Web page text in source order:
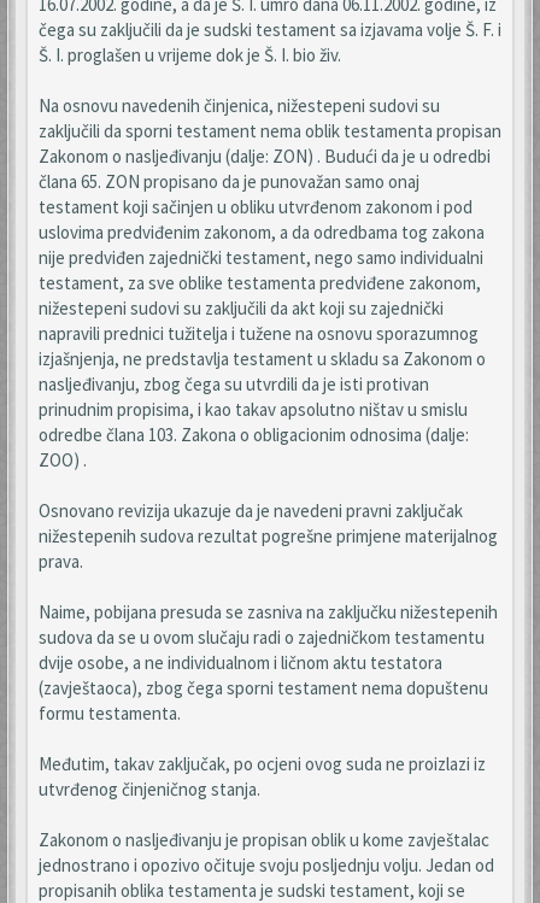
čega su zaključili da je sudski testament sa izjavama volje Š. F. i
Š. I. proglašen u vrijeme dok je Š. I. bio živ.
Na osnovu navedenih činjenica, nižestepeni sudovi su
zaključili da sporni testament nema oblik testamenta propisan
Zakonom o nasljeđivanju (dalje: ZON) . Budući da je u odredbi
člana 65. ZON propisano da je punovažan samo onaj
testament koji sačinjen u obliku utvrđenom zakonom i pod
uslovima predviđenim zakonom, a da odredbama tog zakona
nije predviđen zajednički testament, nego samo individualni
testament, za sve oblike testamenta predviđene zakonom,
nižestepeni sudovi su zaključili da akt koji su zajednički
napravili prednici tužitelja i tužene na osnovu sporazumnog
izjašnjenja, ne predstavlja testament u skladu sa Zakonom o
nasljeđivanju, zbog čega su utvrdili da je isti protivan
prinudnim propisima, i kao takav apsolutno ništav u smislu
odredbe člana 103. Zakona o obligacionim odnosima (dalje:
ZOO) .
Osnovano revizija ukazuje da je navedeni pravni zaključak
nižestepenih sudova rezultat pogrešne primjene materijalnog
prava.
Naime, pobijana presuda se zasniva na zaključku nižestepenih
sudova da se u ovom slučaju radi o zajedničkom testamentu
dvije osobe, a ne individualnom i ličnom aktu testatora
(zavještaoca), zbog čega sporni testament nema dopuštenu
formu testamenta.
Međutim, takav zaključak, po ocjeni ovog suda ne proizlazi iz
utvrđenog činjeničnog stanja.
Zakonom o nasljeđivanju je propisan oblik u kome zavještalac
jednostrano i opozivo očituje svoju posljednju volju. Jedan od
propisanih oblika testamenta je sudski testament, koji se